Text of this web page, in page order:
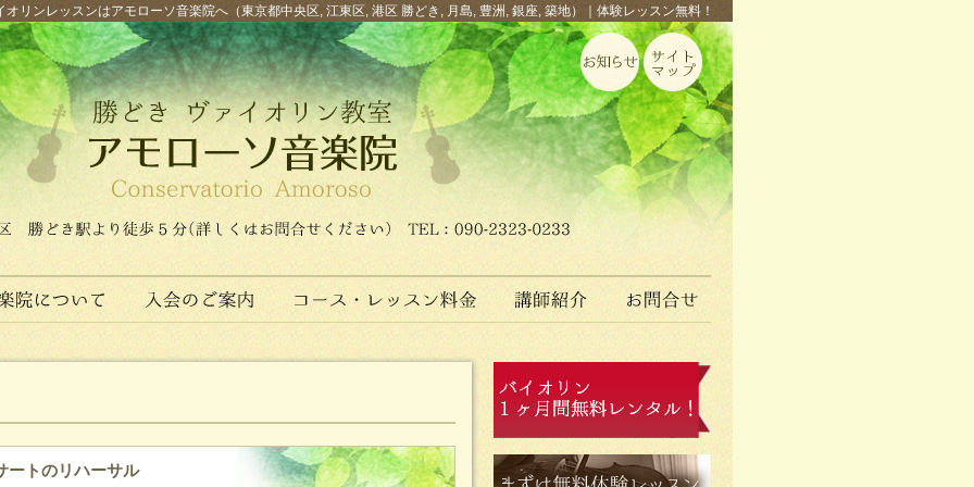
リンレッスンはアモローソ音楽院へ（東京都中央区, 江東区, 港区 勝どき, 月島, 豊洲, 銀座, 築地）｜体験レッスン無料！
ートのリハーサル